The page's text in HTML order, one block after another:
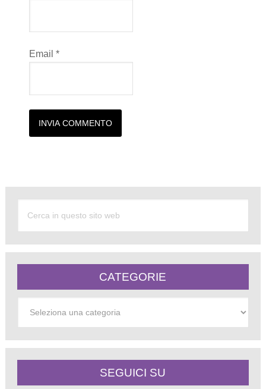
Email *
CATEGORIE
SEGUICI SU